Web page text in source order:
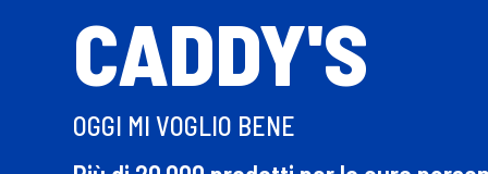
CADDY'S
OGGI MI VOGLIO BENE